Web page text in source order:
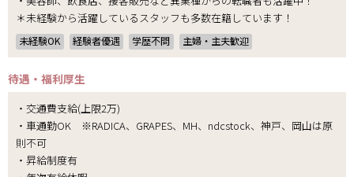
＊未経験から活躍しているスタッフも多数在籍しています！
未経験OK 経験者優遇 学歴不問 主婦・主夫歓迎
待遇・福利厚生
・交通費支給(上限2万)
・車通勤OK ※RADICA、GRAPES、MH、ndcstock、神戸、岡山は原
則不可
・昇給制度有